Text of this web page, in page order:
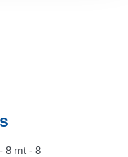
8 mt - 8